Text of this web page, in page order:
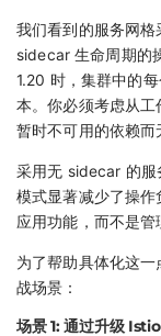
我们看到的服务网
sidecar 生命周期的
1.20 时，集群中的
本。你必须考虑从
暂时不可用的依赖而
采用无 sidecar 的服
模式显著减少了操
应用功能，而不是管
为了帮助具体化这
战场景：
场景 1: 通过升级